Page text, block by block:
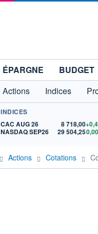
ÉPARGNE BUDGET
Actions Indices
INDICES
CAC AUG 26
8 718,00
NASDAQ SEP26
29 504,25
Actions Cotations